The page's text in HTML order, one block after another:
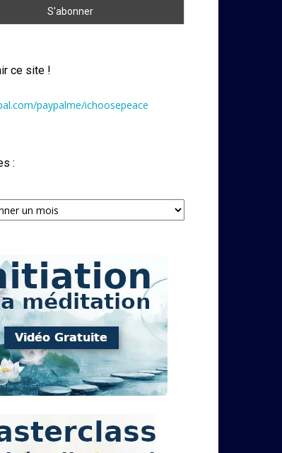
ce site !
paypalme/ichoosepeace
: